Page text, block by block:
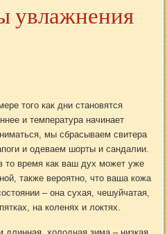
увлажнения
того как дни становятся
и температура начинает
мы сбрасываем свитера
и одеваем шорты и сандалии.
то время как ваш дух может уже
также вероятно, что ваша кожа
– она сухая, чешуйчатая,
на коленях и локтях.